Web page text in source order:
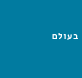
בעולם